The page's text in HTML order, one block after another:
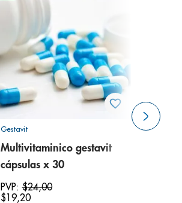
Gestavit
Multivitaminico gestavit
cápsulas x 30
PVP:$24,00
$19,20